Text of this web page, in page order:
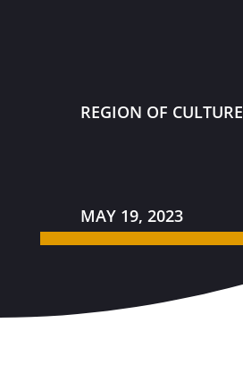
REGION OF CULTURE
MAY 19, 2023